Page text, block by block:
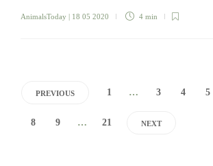
AnimalsToday | 18 05 2020 4 min
PREVIOUS 1 … 3 4 5
8 9 … 21 NEXT